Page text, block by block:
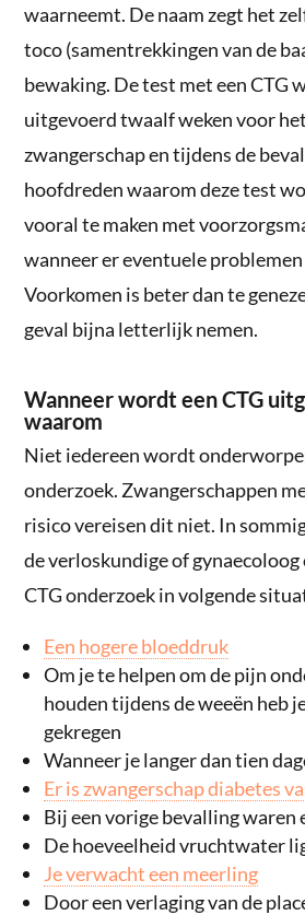
waarneemt. De naam zegt het
toco (samentrekkingen van de
bewaking. De test met een CTG
uitgevoerd twaalf weken voor
zwangerschap en tijdens de
hoofdreden waarom deze test
vooral te maken met
wanneer er eventuele
Voorkomen is beter dan te
geval bijna letterlijk nemen.
Wanneer wordt een CTG
waarom
Niet iedereen wordt
onderzoek. Zwangerschappen
risico vereisen dit niet. In
de verloskundige of gynaecoloog
CTG onderzoek in volgende
Een hogere bloeddruk
Om je te helpen om de pijn
houden tijdens de weeën heb
gekregen
Wanneer je langer dan tien
Er is zwangerschap diabetes
Bij een vorige bevalling waren
De hoeveelheid vruchtwater
Je verwacht een meerling
Door een verlaging van de